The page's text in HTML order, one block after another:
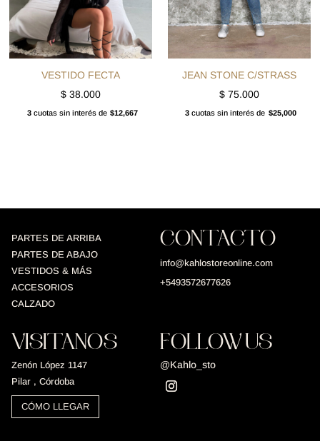
VESTIDO FECTA
$ 38.000
3cuotas sin interés de $12,667
JEAN STONE C/STRASS
$75.000
3 cuotas sin interés de $25,000
PARTES DE ARRIBA
PARTES DE ABAJO
VESTIDOS & MÁS
ACCESORIOS
CALZADO
CONTACTO
info@kahlostoreonline.com
+5493572677626
VISITANOS
Zenón López 1147
Pilar , Córdoba
CÓMO LLEGAR
FOLLOW US
@Kahlo_sto